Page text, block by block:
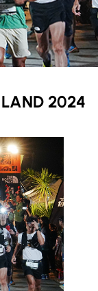
2024